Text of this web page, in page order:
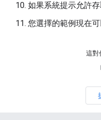
如果系統提示允許
您選擇的範例現在可
這對